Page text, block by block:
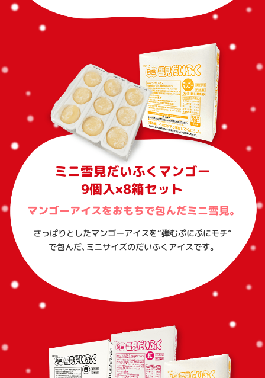
ミニ雪見だいふくマンゴー
9個入×8箱セット
マンゴーアイスをおもちで包んだミニ雪見。
さっぱりとしたマンゴーアイスを“弾むぷにぷにモチ”
で包んだ、ミニサイズのだいふくアイスです。